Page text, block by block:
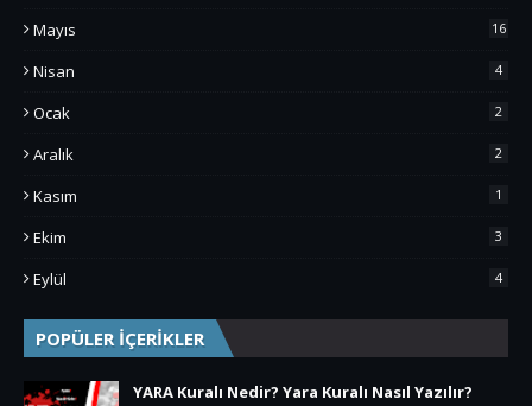
Mayıs 16
Nisan 4
Ocak 2
Aralık 2
Kasım 1
Ekim 3
Eylül 4
POPÜLER İÇERİKLER
YARA Kuralı Nedir? Yara Kuralı Nasıl Yazılır?